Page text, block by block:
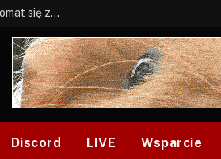
BONUS: Jak w tym kawale. A ja wiem co się zepsuło. Automat się zepsuł.
Discord LIVE Wsparcie